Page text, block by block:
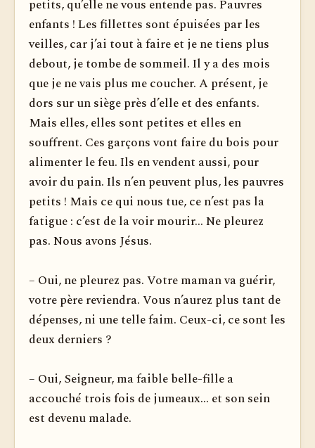
petits, qu’elle ne vous entende pas. Pauvres
enfants ! Les fillettes sont épuisées par les
veilles, car j’ai tout à faire et je ne tiens plus
debout, je tombe de sommeil. Il y a des mois
que je ne vais plus me coucher. A présent, je
dors sur un siège près d’elle et des enfants.
Mais elles, elles sont petites et elles en
souffrent. Ces garçons vont faire du bois pour
alimenter le feu. Ils en vendent aussi, pour
avoir du pain. Ils n’en peuvent plus, les pauvres
petits ! Mais ce qui nous tue, ce n’est pas la
fatigue : c’est de la voir mourir... Ne pleurez
pas. Nous avons Jésus.
– Oui, ne pleurez pas. Votre maman va guérir,
votre père reviendra. Vous n’aurez plus tant de
dépenses, ni une telle faim. Ceux-ci, ce sont les
deux derniers ?
– Oui, Seigneur, ma faible belle-fille a
accouché trois fois de jumeaux... et son sein
est devenu malade.